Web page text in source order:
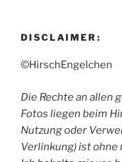
DISCLAIMER:
©HirschEngelchen
Die Rechte an allen
Fotos liegen beim
Nutzung oder
Verlinkung) ist